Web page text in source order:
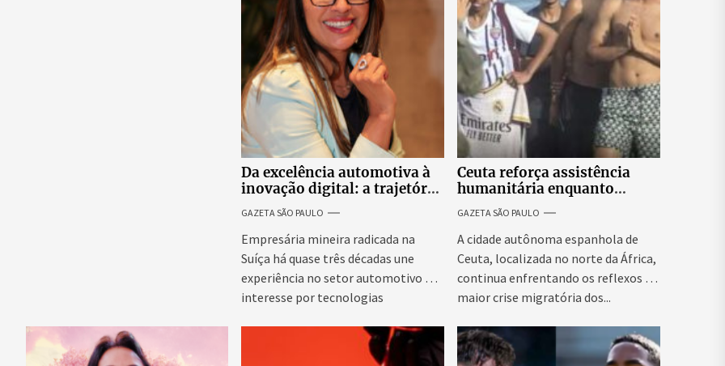
Da excelência automotiva à
inovação digital: a trajetória
internacional da empresária
Adriene Silva
GAZETA SÃO PAULO
Empresária mineira radicada na
Suíça há quase três décadas une
experiência no setor automotivo e
interesse por tecnologias
Ceuta reforça assistência
humanitária enquanto
Espanha busca evitar nova
onda migratória
GAZETA SÃO PAULO
A cidade autônoma espanhola de
Ceuta, localizada no norte da África,
continua enfrentando os reflexos da
maior crise migratória dos...